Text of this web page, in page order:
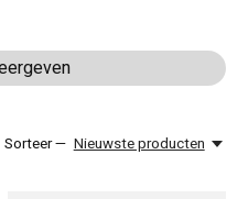
Sorteer — Nieuwste producten